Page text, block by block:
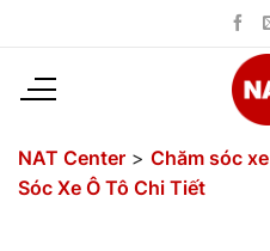
dung
NAT Center > Chăm sóc xe
Sóc Xe Ô Tô Chi Tiết